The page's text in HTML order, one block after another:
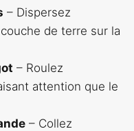
– Dispersez
de terre sur la
– Roulez
attention que le
– Collez